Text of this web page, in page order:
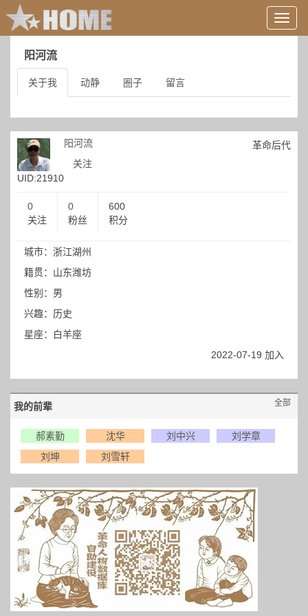
用
户
阳河流
关于我 动静 圈子 留言
UID:21910
阳河流
关注
革命后代
0
关注
0
粉丝
600
积分
城市：浙江湖州
籍贯：山东潍坊
性别：男
兴趣：历史
星座：白羊座
2022-07-19 加入
我的前辈 全部
郝素勤 沈华 刘中兴
刘学章
刘坤
刘雪轩